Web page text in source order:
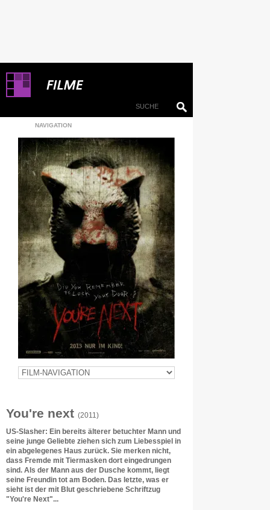
NAVIGATION
You're next (2011)
US-Slasher: Ein bereits älterer betuchter Mann und
seine junge Geliebte ziehen sich zum Liebesspiel in
ein abgelegenes Haus zurück. Sie merken nicht,
dass Fremde mit Tiermasken dort eingedrungen
sind. Als der Mann aus der Dusche kommt, liegt
seine Freundin tot am Boden. Das letzte, was er
sieht ist der mit Blut geschriebene Schriftzug
"You're Next"...